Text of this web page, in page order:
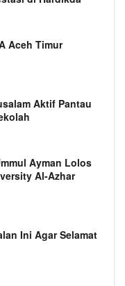
Aceh Timur
Aktif Pantau
Ayman Lolos
Al-Azhar
Ini Agar Selamat